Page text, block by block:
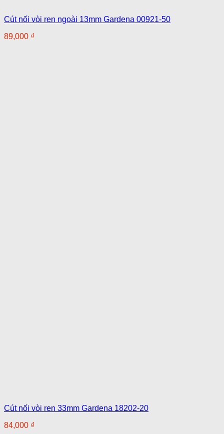
Cút nối vòi ren ngoài 13mm Gardena 00921-50
89,000 ₫
Cút nối vòi ren 33mm Gardena 18202-20
84,000 ₫